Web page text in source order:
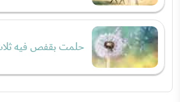
حلمت بقفص فيه